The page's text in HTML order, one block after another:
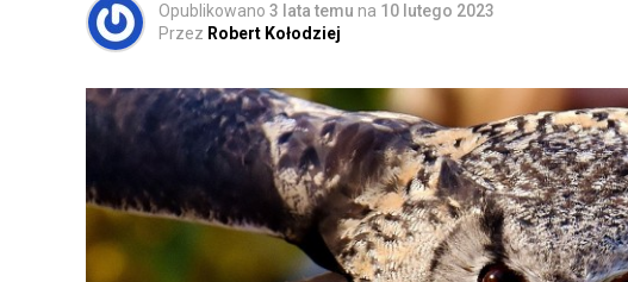
Opublikowano 3 lata temu na 10 lutego 2023
Przez Robert Kołodziej